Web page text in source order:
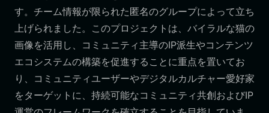
す。チーム情報が限られた匿名のグループによって立ち
上げられました。このプロジェクトは、バイラルな猫の
画像を活用し、コミュニティ主導のIP派生やコンテンツ
エコシステムの構築を促進することに重点を置いてお
り、コミュニティユーザーやデジタルカルチャー愛好家
をターゲットに、持続可能なコミュニティ共創およびIP